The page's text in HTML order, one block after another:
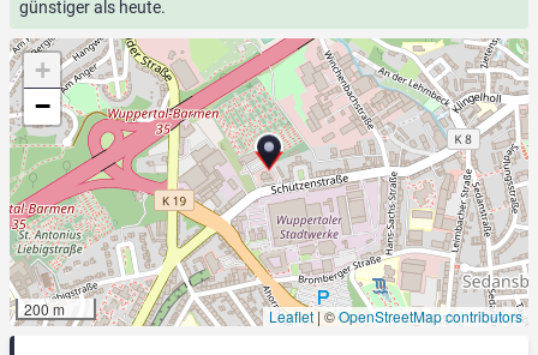
günstiger als heute.
+
−
200 m Leaflet |©OpenStreetMap contributors